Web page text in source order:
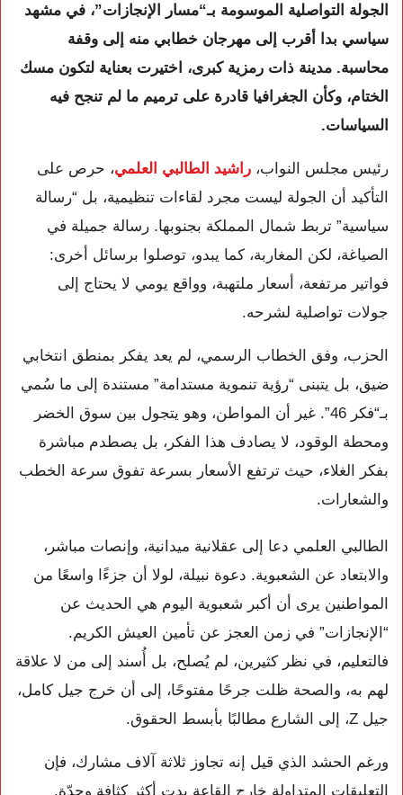
الجولة التواصلية الموسومة بـ“مسار الإنجازات”، في مشهد
سياسي بدا أقرب إلى مهرجان خطابي منه إلى وقفة
محاسبة. مدينة ذات رمزية كبرى، اختيرت بعناية لتكون مسك
الختام، وكأن الجغرافيا قادرة على ترميم ما لم تنجح فيه
السياسات.
رئيس مجلس النواب، راشيد الطالبي العلمي، حرص على
التأكيد أن الجولة ليست مجرد لقاءات تنظيمية، بل “رسالة
سياسية” تربط شمال المملكة بجنوبها. رسالة جميلة في
الصياغة، لكن المغاربة، كما يبدو، توصلوا برسائل أخرى:
فواتير مرتفعة، أسعار ملتهبة، وواقع يومي لا يحتاج إلى
جولات تواصلية لشرحه.
الحزب، وفق الخطاب الرسمي، لم يعد يفكر بمنطق انتخابي
ضيق، بل يتبنى “رؤية تنموية مستدامة” مستندة إلى ما سُمي
بـ“فكر 46”. غير أن المواطن، وهو يتجول بين سوق الخضر
ومحطة الوقود، لا يصادف هذا الفكر، بل يصطدم مباشرة
بفكر الغلاء، حيث ترتفع الأسعار بسرعة تفوق سرعة الخطب
والشعارات.
الطالبي العلمي دعا إلى عقلانية ميدانية، وإنصات مباشر،
والابتعاد عن الشعبوية. دعوة نبيلة، لولا أن جزءًا واسعًا من
المواطنين يرى أن أكبر شعبوية اليوم هي الحديث عن
“الإنجازات” في زمن العجز عن تأمين العيش الكريم.
فالتعليم، في نظر كثيرين، لم يُصلح، بل أُسند إلى من لا علاقة
لهم به، والصحة ظلت جرحًا مفتوحًا، إلى أن خرج جيل كامل،
جيل Z، إلى الشارع مطالبًا بأبسط الحقوق.
ورغم الحشد الذي قيل إنه تجاوز ثلاثة آلاف مشارك، فإن
التعليقات المتداولة خارج القاعة بدت أكثر كثافة وحدّة.